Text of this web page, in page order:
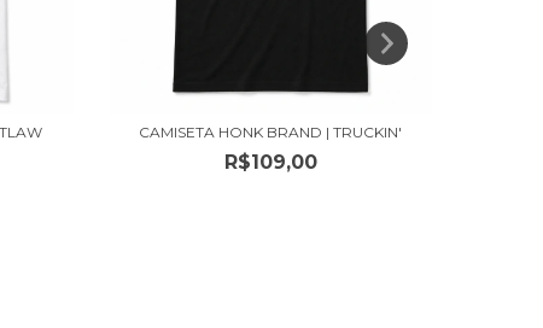
CAMISETA HONK BRAND | TRUCKIN'
R$109,00